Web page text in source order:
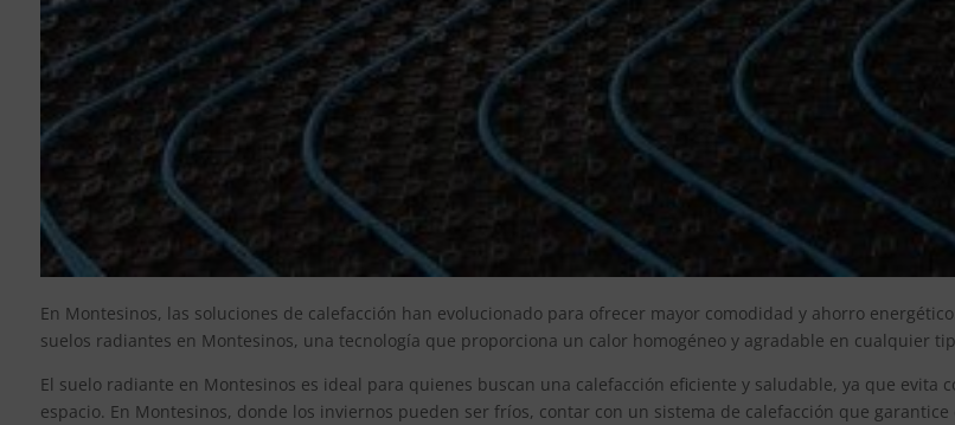
En Montesinos, las soluciones de calefacción han evolucionado para ofrecer mayor comodidad y ahorro
suelos radiantes en Montesinos, una tecnología que proporciona un calor homogéneo y agradable en cualquier
El suelo radiante en Montesinos es ideal para quienes buscan una calefacción eficiente y saludable, ya que
espacio. En Montesinos, donde los inviernos pueden ser fríos, contar con un sistema de calefacción que